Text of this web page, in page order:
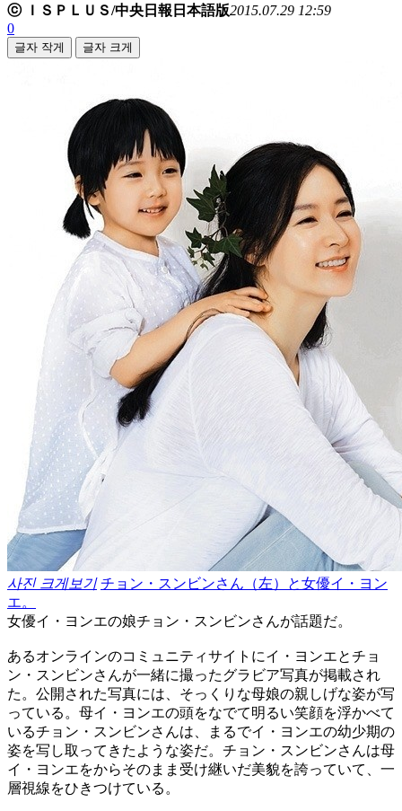
ⓒ ＩＳＰＬＵＳ/中央日報日本語版2015.07.29 12:59
0
글자 작게 글자 크게
사진 크게보기 チョン・スンビンさん（左）と女優イ・ヨン
エ。
女優イ・ヨンエの娘チョン・スンビンさんが話題だ。
あるオンラインのコミュニティサイトにイ・ヨンエとチョ
ン・スンビンさんが一緒に撮ったグラビア写真が掲載され
た。公開された写真には、そっくりな母娘の親しげな姿が写
っている。母イ・ヨンエの頭をなでて明るい笑顔を浮かべて
いるチョン・スンビンさんは、まるでイ・ヨンエの幼少期の
姿を写し取ってきたような姿だ。チョン・スンビンさんは母
イ・ヨンエをからそのまま受け継いだ美貌を誇っていて、一
層視線をひきつけている。